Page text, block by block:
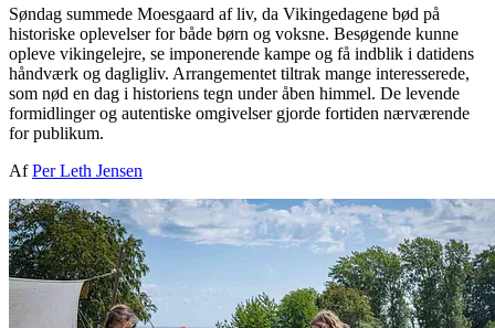
Søndag summede Moesgaard af liv, da Vikingedagene bød på
historiske oplevelser for både børn og voksne. Besøgende kunne
opleve vikingelejre, se imponerende kampe og få indblik i datidens
håndværk og dagligliv. Arrangementet tiltrak mange interesserede,
som nød en dag i historiens tegn under åben himmel. De levende
formidlinger og autentiske omgivelser gjorde fortiden nærværende
for publikum.
AfPer Leth Jensen